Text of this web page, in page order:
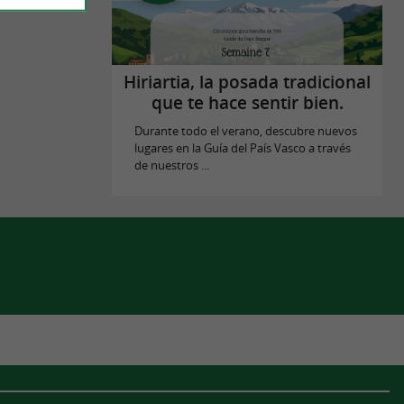
Hiriartia, la posada tradicional
que te hace sentir bien.
Durante todo el verano, descubre nuevos
lugares en la Guía del País Vasco a través
de nuestros ...